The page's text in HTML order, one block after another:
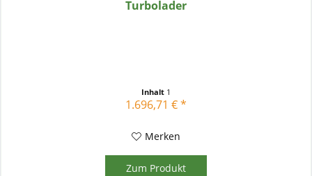
Turbolader
Inhalt 1
1.696,71 € *
Merken
Zum Produkt